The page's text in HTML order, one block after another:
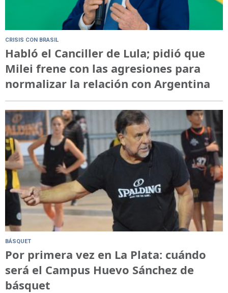
CRISIS CON BRASIL
Habló el Canciller de Lula; pidió que
Milei frene con las agresiones para
normalizar la relación con Argentina
BÁSQUET
Por primera vez en La Plata: cuándo
será el Campus Huevo Sánchez de
básquet